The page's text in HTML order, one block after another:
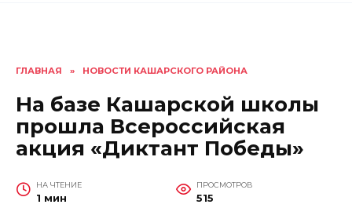
ГЛАВНАЯ » НОВОСТИ КАШАРСКОГО РАЙОНА
На базе Кашарской школы
прошла Всероссийская
акция «Диктант Победы»
НА ЧТЕНИЕ
1 мин
ПРОСМОТРОВ
515